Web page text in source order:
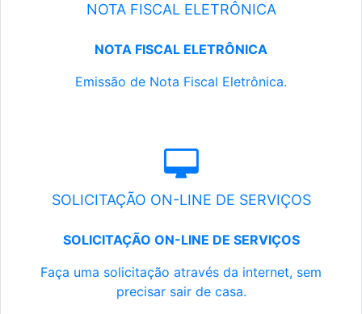
NOTA FISCAL ELETRÔNICA
NOTA FISCAL ELETRÔNICA
Emissão de Nota Fiscal Eletrônica.
SOLICITAÇÃO ON-LINE DE SERVIÇOS
SOLICITAÇÃO ON-LINE DE SERVIÇOS
Faça uma solicitação através da internet, sem
precisar sair de casa.